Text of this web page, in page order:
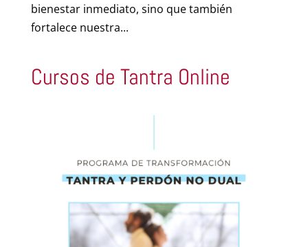
bienestar inmediato, sino que también
fortalece nuestra...
Cursos de Tantra Online